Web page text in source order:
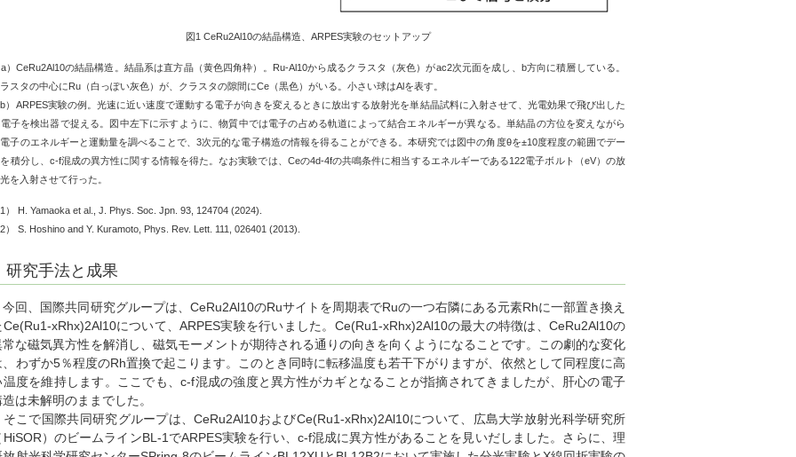
図1 CeRu2Al10の結晶構造、 ARPES実験のセットアップ
a） CeRu2Al10の結晶構造。結晶系は直方晶（黄色四角枠）。 Ru-Al10から成るクラスタ（灰色）がac2次元面を成し、 b方向に積層している。
スタの中心にRu （白っぽい灰色）が、クラスタの隙間にCe （黒色）がいる。小さい球はAlを表す。
b） ARPES実験の例。光速に近い速度で運動する電子が向きを変えるときに放出する放射光を単結晶試料に入射させて、光電効果で飛び出した
子を検出器で捉える。図中左下に示すように、物質中では電子の占める軌道によって結合エネルギーが異なる。単結晶の方位を変えながら
子のエネルギーと運動量を調べることで、3次元的な電子構造の情報を得ることができる。本研究では図中の角度θを±10度程度の範囲でデー
積分し、 c-f混成の異方性に関する情報を得た。なお実験では、 Ceの4d-4fの共鳴条件に相当するエネルギーである122電子ボルト（eV）の放
を入射させて行った。
1 ）
H. Yamaoka et al., J. Phys. Soc. Jpn. 93, 124704 (2024).
2） S. Hoshino and Y. Kuramoto, Phys. Rev. Lett. 111, 026401 (2013).
研究手法と成果
回、国際共同研究グループは、CeRu2Al10のRuサイトを周期表でRuの一つ右隣にある元素Rhに一部置き換え
Ce(Ru1-xRhx)2Al10について、ARPES実験を行いました。Ce(Ru1-xRhx)2Al10の最大の特徴は、CeRu2Al10の
常な磁気異方性を解消し、磁気モーメントが期待される通りの向きを向くようになることです。この劇的な変化
、わずか5％程度のRh置換で起こります。このとき同時に転移温度も若干下がりますが、依然として同程度に高
温度を維持します。ここでも、c-f混成の強度と異方性がカギとなることが指摘されてきましたが、肝心の電子
造は未解明のままでした。
こで国際共同研究グループは、CeRu2Al10およびCe(Ru1-xRhx)2Al10について、広島大学放射光科学研究所
HiSOR）のビームラインBL-1でARPES実験を行い、c-f混成に異方性があることを見いだしました。さらに、理